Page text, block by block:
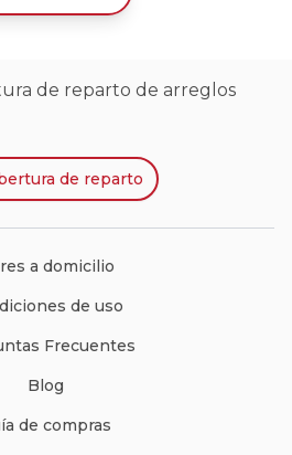
de reparto de arreglos
de reparto
a domicilio
de uso
Frecuentes
Blog
de compras